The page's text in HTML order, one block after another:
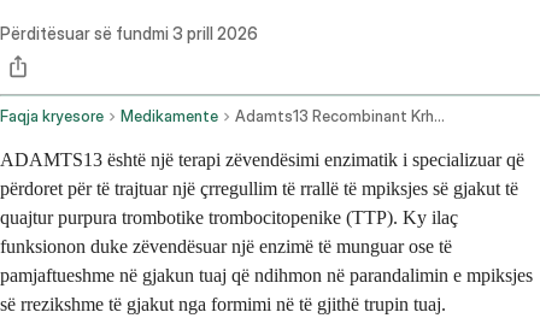
Përditësuar së fundmi 3 prill 2026
Faqja kryesore Medikamente Adamts13 Recombinant Krhn Intravenous Route
ADAMTS13 është një terapi zëvendësimi enzimatik i specializuar që
përdoret për të trajtuar një çrregullim të rrallë të mpiksjes së gjakut të
quajtur purpura trombotike trombocitopenike (TTP). Ky ilaç
funksionon duke zëvendësuar një enzimë të munguar ose të
pamjaftueshme në gjakun tuaj që ndihmon në parandalimin e mpiksjes
së rrezikshme të gjakut nga formimi në të gjithë trupin tuaj.